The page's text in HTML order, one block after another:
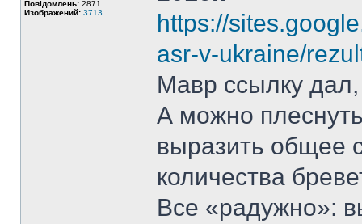
Повідомлень: 2871
Изображений: 3713
https://
asr-v-ukraine/
Мавр ссылку
А можно
выразить общее
количества
Все «радужно»: